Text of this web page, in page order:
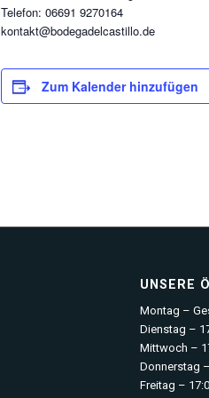
Telefon: 06691 9270164
kontakt@bodegadelcastillo.de
Zum Kalender hinzufügen
UNSERE
Montag –
Dienstag –
Mittwoch –
Donnerstag
Freitag –